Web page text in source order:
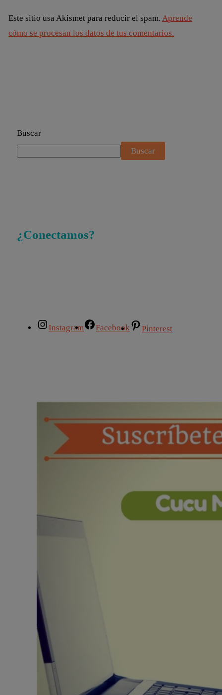
Este sitio usa Akismet para reducir el spam. Aprende
cómo se procesan los datos de tus comentarios.
Buscar
Buscar
¿Conectamos?
Instagram Facebook Pinterest